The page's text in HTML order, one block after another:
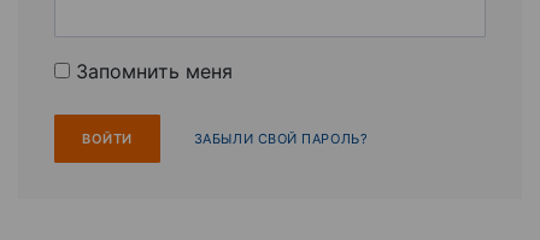
Запомнить меня
ЗАБЫЛИ СВОЙ ПАРОЛЬ?